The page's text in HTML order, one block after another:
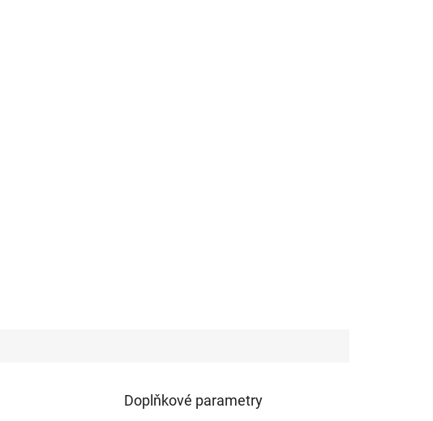
Doplňkové parametry